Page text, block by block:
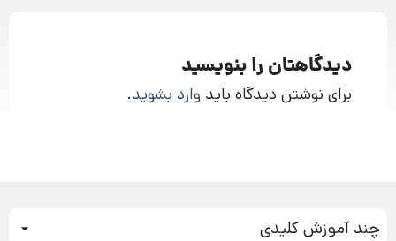
دیدگاهتان را بنویسید
برای نوشتن دیدگاه باید وارد بشوید.
چند آموزش کلیدی